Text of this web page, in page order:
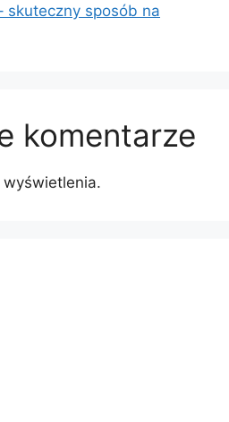
skuteczny sposób na
komentarze